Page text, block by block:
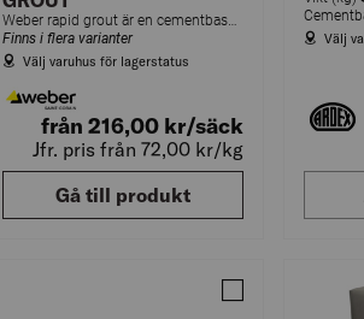
Weber rapid grout är en cementbaserad snabbhärdande och kraftigt vattenavvisande fogmassa för fogning av täta keramiska plattor.
Finns i flera varianter
Välj varuhus för lagerstatus
från 216,00 kr/säck
Jfr. pris från 72,00 kr/kg
Gå till produkt
Välj
G7N FLEX 2-15 Jämför FOGLIM